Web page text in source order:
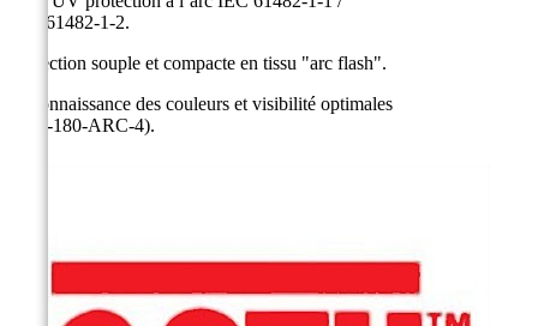
IEC 61482-1-2.
Protection souple et compacte en tissu "arc flash".
Reconnaissance des couleurs et visibilité optimales
(MO-180-ARC-4).